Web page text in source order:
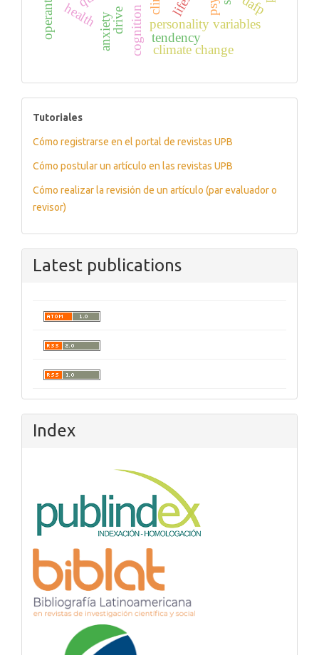
personality variables
health
tendency
cognition
drive
dafp
anxiety climate change
tutoriales
Tutoriales
Cómo registrarse en el portal de revistas UPB
Cómo postular un artículo en las revistas UPB
Cómo realizar la revisión de un artículo (par evaluador o
revisor)
Latest publications
Index